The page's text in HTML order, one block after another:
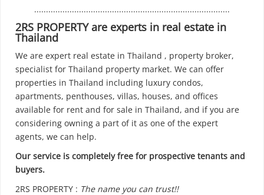
...................................................................................
2RS PROPERTY are experts in real estate in
Thailand
We are expert real estate in Thailand , property broker,
specialist for Thailand property market. We can offer
properties in Thailand including luxury condos,
apartments, penthouses, villas, houses, and offices
available for rent and for sale in Thailand, and if you are
considering owning a part of it as one of the expert
agents, we can help.
Our service is completely free for prospective tenants and
buyers.
2RS PROPERTY : The name you can trust!!